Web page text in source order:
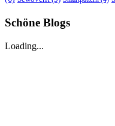
Schöne Blogs
Loading...